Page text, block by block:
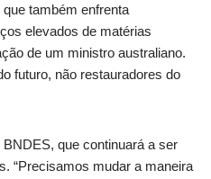
também enfrenta
elevados de matérias
de um ministro australiano.
futuro, não restauradores do
que continuará a ser
“Precisamos mudar a maneira